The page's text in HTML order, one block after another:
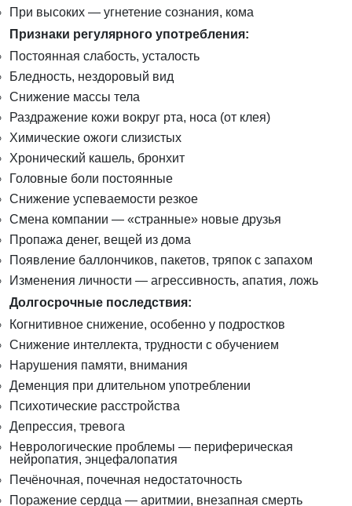
При высоких — угнетение сознания, кома
Признаки регулярного употребления:
Постоянная слабость, усталость
Бледность, нездоровый вид
Снижение массы тела
Раздражение кожи вокруг рта, носа (от клея)
Химические ожоги слизистых
Хронический кашель, бронхит
Головные боли постоянные
Снижение успеваемости резкое
Смена компании — «странные» новые друзья
Пропажа денег, вещей из дома
Появление баллончиков, пакетов, тряпок с запахом
Изменения личности — агрессивность, апатия, ложь
Долгосрочные последствия:
Когнитивное снижение, особенно у подростков
Снижение интеллекта, трудности с обучением
Нарушения памяти, внимания
Деменция при длительном употреблении
Психотические расстройства
Депрессия, тревога
Неврологические проблемы — периферическая
нейропатия, энцефалопатия
Печёночная, почечная недостаточность
Поражение сердца — аритмии, внезапная смерть